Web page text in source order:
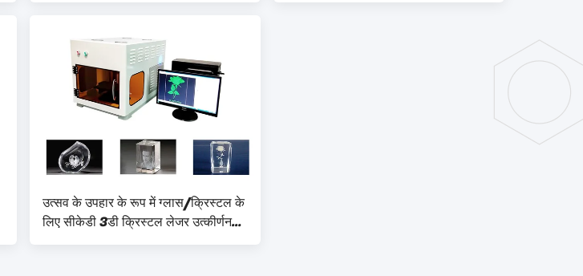
उत्सव के उपहार के रूप में ग्लास/क्रिस्टल के
लिए सीकेडी 3डी क्रिस्टल लेजर उत्कीर्णन
मशीन